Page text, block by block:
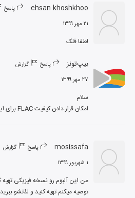
ehsan khoshkhoo پاسخ
۲۱ مهر ۱۳۹۹
لطفا فلک
بیپ‌تونز پاسخ گزارش
۲۷ مهر ۱۳۹۹
امکان قرار دادن کیفیت FLAC برای این آلبوم وجود ندارد.
mosissafa پاسخ گزارش
۱ شهریور ۱۳۹۹
توصیه میکنم تهیه کنید و لذتشو ببرید